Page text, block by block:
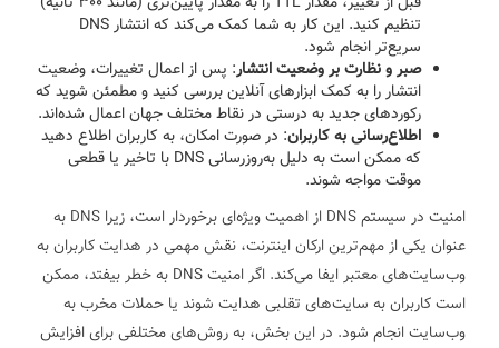
تنظیم کنید. این کار به شما کمک می‌کند که انتشار DNS
سریع‌تر انجام شود.
صبر و نظارت بر وضعیت انتشار: پس از اعمال تغییرات، وضعیت
انتشار را به کمک ابزارهای آنلاین بررسی کنید و مطمئن شوید که
رکوردهای جدید به درستی در نقاط مختلف جهان اعمال شده‌اند.
اطلاع‌رسانی به کاربران: در صورت امکان، به کاربران اطلاع دهید
که ممکن است به دلیل به‌روزرسانی DNS با تاخیر یا قطعی
موقت مواجه شوند.
امنیت در سیستم DNS از اهمیت ویژه‌ای برخوردار است، زیرا DNS به
عنوان یکی از مهم‌ترین ارکان اینترنت، نقش مهمی در هدایت کاربران به
وب‌سایت‌های معتبر ایفا می‌کند. اگر امنیت DNS به خطر بیفتد، ممکن
است کاربران به سایت‌های تقلبی هدایت شوند یا حملات مخرب به
وب‌سایت انجام شود. در این بخش، به روش‌های مختلفی برای افزایش